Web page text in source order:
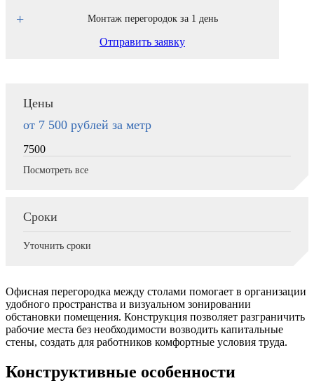
Монтаж перегородок за 1 день
Отправить заявку
Цены
от 7 500 рублей за метр
7500
Посмотреть все
Сроки
Уточнить сроки
Офисная перегородка между столами помогает в организации
удобного пространства и визуальном зонировании
обстановки помещения. Конструкция позволяет разграничить
рабочие места без необходимости возводить капитальные
стены, создать для работников комфортные условия труда.
Конструктивные особенности